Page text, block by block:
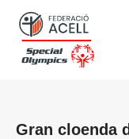
Gran cloenda